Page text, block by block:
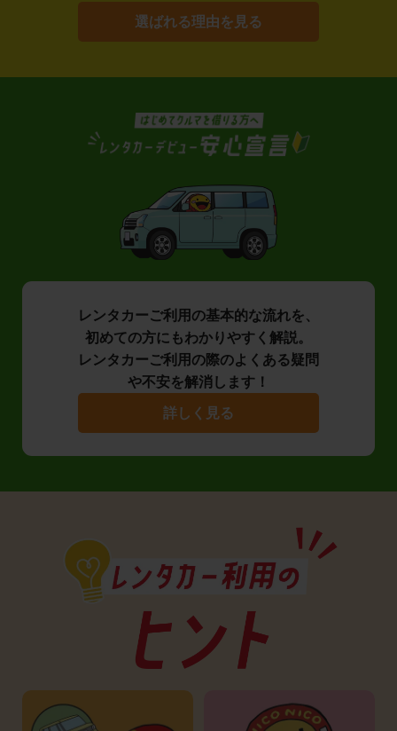
選ばれる理由を見る
レンタカーご利用の基本的な流れを、
初めての方にもわかりやすく解説。
レンタカーご利用の際のよくある疑問
や不安を解消します！
詳しく見る